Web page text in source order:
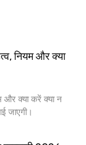
नियम और क्या
और क्या करें क्या न
जाएगी।